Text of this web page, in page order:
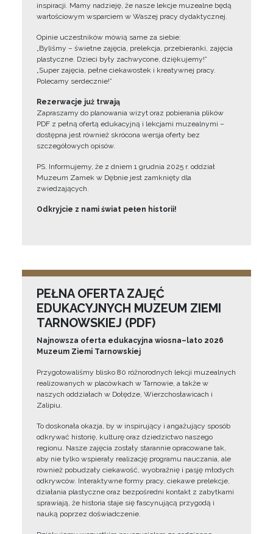
inspiracji. Mamy nadzieję, że nasze lekcje muzealne będą
wartościowym wsparciem w Waszej pracy dydaktycznej.
Opinie uczestników mówią same za siebie:
„Byliśmy – świetne zajęcia, prelekcja, przebieranki, zajęcia
plastyczne. Dzieci były zachwycone, dziękujemy!”
„Super zajęcia, pełne ciekawostek i kreatywnej pracy.
Polecamy serdecznie!”
Rezerwacje już trwają
Zapraszamy do planowania wizyt oraz pobierania plików
PDF z pełną ofertą edukacyjną i lekcjami muzealnymi –
dostępna jest również skrócona wersja oferty bez
szczegółowych opisów.
PS. Informujemy, że z dniem 1 grudnia 2025 r. oddział
Muzeum Zamek w Dębnie jest zamknięty dla
zwiedzających.
Odkryjcie z nami świat pełen historii!
PEŁNA OFERTA ZAJĘĆ
EDUKACYJNYCH MUZEUM ZIEMI
TARNOWSKIEJ (PDF)
Najnowsza oferta edukacyjna wiosna–lato 2026
Muzeum Ziemi Tarnowskiej
Przygotowaliśmy blisko 80 różnorodnych lekcji muzealnych
realizowanych w placówkach w Tarnowie, a także w
naszych oddziałach w Dołędze, Wierzchosławicach i
Zalipiu.
To doskonała okazja, by w inspirujący i angażujący sposób
odkrywać historię, kulturę oraz dziedzictwo naszego
regionu. Nasze zajęcia zostały starannie opracowane tak,
aby nie tylko wspierały realizację programu nauczania, ale
również pobudzały ciekawość, wyobraźnię i pasję młodych
odkrywców. Interaktywne formy pracy, ciekawe prelekcje,
działania plastyczne oraz bezpośredni kontakt z zabytkami
sprawiają, że historia staje się fascynującą przygodą i
nauką poprzez doświadczenie.